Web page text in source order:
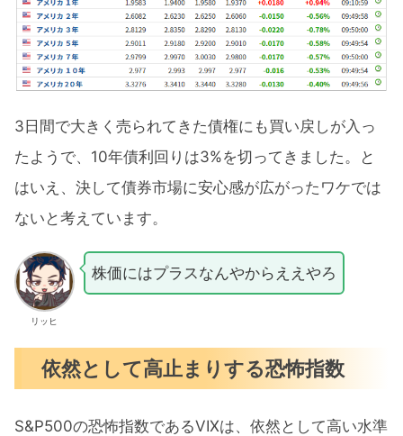
3日間で大きく売られてきた債権にも買い戻しが入っ
たようで、10年債利回りは3%を切ってきました。と
はいえ、決して債券市場に安心感が広がったワケでは
ないと考えています。
リッヒ
株価にはプラスなんやからええやろ
依然として高止まりする恐怖指数
S&P500の恐怖指数であるVIXは、依然として高い水準